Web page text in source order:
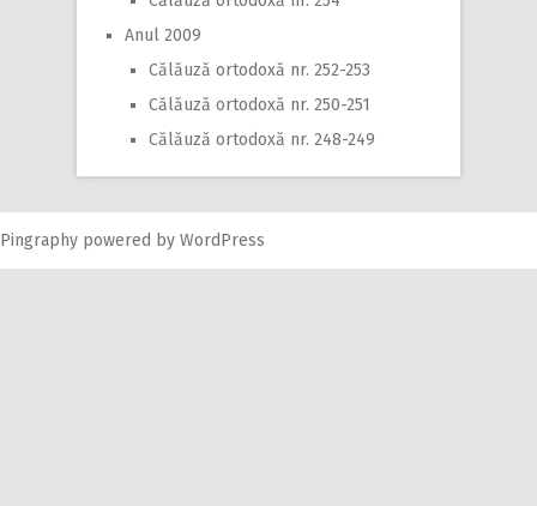
Anul 2009
Călăuză ortodoxă nr. 252-253
Călăuză ortodoxă nr. 250-251
Călăuză ortodoxă nr. 248-249
Pingraphy powered by WordPress